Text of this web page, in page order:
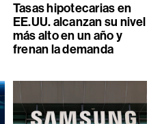
Tasas hipotecarias en
EE.UU. alcanzan su nivel
más alto en un año y
frenan la demanda